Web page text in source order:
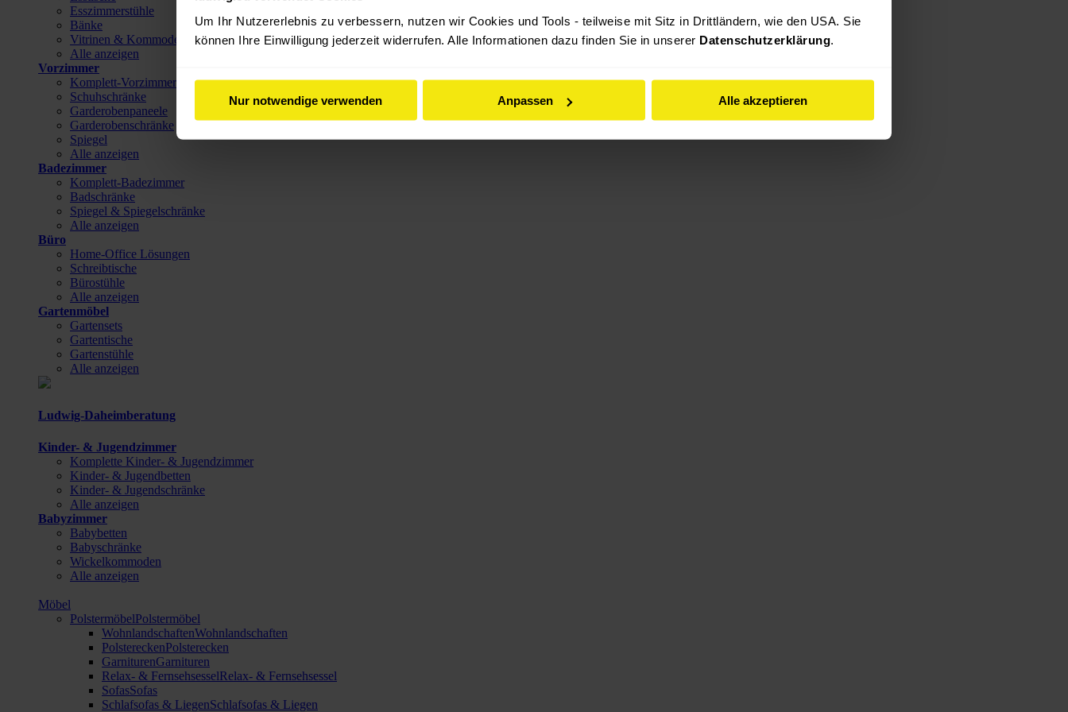
Um Ihr Nutzererlebnis zu verbessern, nutzen wir Cookies und Tools - teilweise mit Sitz in Drittländern, wie den USA. Sie
können Ihre Einwilligung jederzeit widerrufen. Alle Informationen dazu finden Sie in unserer Datenschutzerklärung.
Nur notwendige verwenden Anpassen Alle akzeptieren
Esszimmerstühle
Bänke
Vitrinen & Kommoden
Alle anzeigen
Vorzimmer
Komplett-Vorzimmer
Schuhschränke
Garderobenpaneele
Garderobenschränke
Spiegel
Alle anzeigen
Badezimmer
Komplett-Badezimmer
Badschränke
Spiegel & Spiegelschränke
Alle anzeigen
Büro
Home-Office Lösungen
Schreibtische
Bürostühle
Alle anzeigen
Gartenmöbel
Gartensets
Gartentische
Gartenstühle
Alle anzeigen
Ludwig-Daheimberatung
Kinder- & Jugendzimmer
Komplette Kinder- & Jugendzimmer
Kinder- & Jugendbetten
Kinder- & Jugendschränke
Alle anzeigen
Babyzimmer
Babybetten
Babyschränke
Wickelkommoden
Alle anzeigen
Möbel
PolstermöbelPolstermöbel
WohnlandschaftenWohnlandschaften
PolstereckenPolsterecken
GarniturenGarnituren
Relax- & FernsehsesselRelax- & Fernsehsessel
SofasSofas
Schlafsofas & LiegenSchlafsofas & Liegen